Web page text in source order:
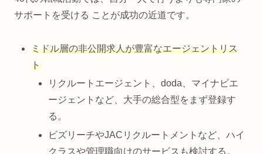
サポートを受ける ことが成功の近道です。
ミドル層の非公開求人が豊富なエージェントリス
ト
リクルートエージェント、doda、マイナビエ
ージェントなど、大手の総合型をまず登録す
る。
ビズリーチやJACリクルートメントなど、ハイ
クラスや管理職向けのサービスも検討する。